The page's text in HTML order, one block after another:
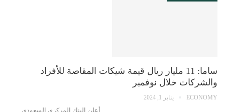
ساما: 11 مليار ريال قيمة شيكات المقاصة للأفراد
والشركات خلال نوفمبر
ECONOMY يناير 1, 2024
أعلن البنك المركزي السعودي